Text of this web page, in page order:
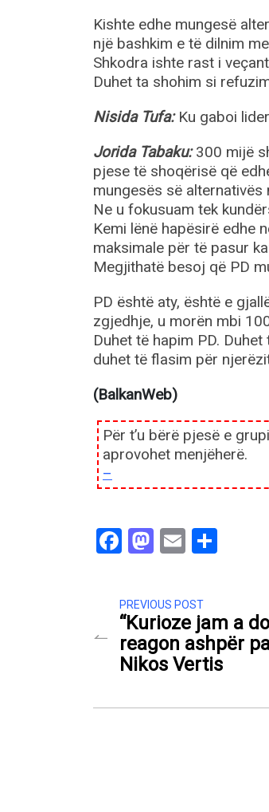
Kishte edhe mungesë
një bashkim e të dilnim
Shkodra ishte rast i
Duhet ta shohim si
Nisida Tufa:Ku gaboi
Jorida Tabaku:300 mijë
pjese të shoqërisë që
mungesës së alternativës
Ne u fokusuam tek
Kemi lënë hapësirë edhe
maksimale për të pasur
Megjithatë besoj që PD
PD është aty, është e
zgjedhje, u morën mbi
Duhet të hapim PD.
duhet të flasim për
(BalkanWeb)
Për t’u bërë pjesë e
aprovohet menjëherë.
–
Facebook
Mastodon
Email
PREVIOUS POST
“Kurioze jam a
reagon ashpër
Nikos Vertis